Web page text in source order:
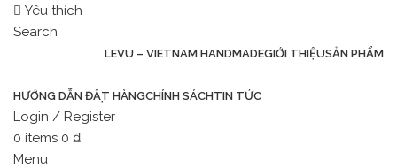
Yêu thích
Search
LEVU – VIETNAM HANDMADEGIỚI THIỆUSẢN PHẨM
HƯỚNG DẪN ĐẶT HÀNGCHÍNH SÁCHTIN TỨC
Login / Register
0 items 0 ₫
Menu